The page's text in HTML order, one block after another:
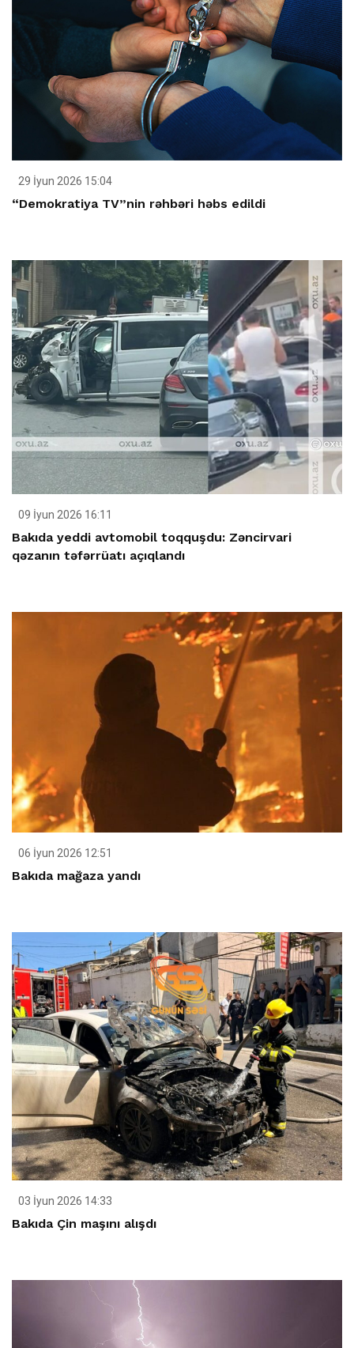
29 İyun 2026 15:04
“Demokratiya TV”nin rəhbəri həbs edildi
09 İyun 2026 16:11
Bakıda yeddi avtomobil toqquşdu: Zəncirvari
qəzanın təfərrüatı açıqlandı
06 İyun 2026 12:51
Bakıda mağaza yandı
03 İyun 2026 14:33
Bakıda Çin maşını alışdı